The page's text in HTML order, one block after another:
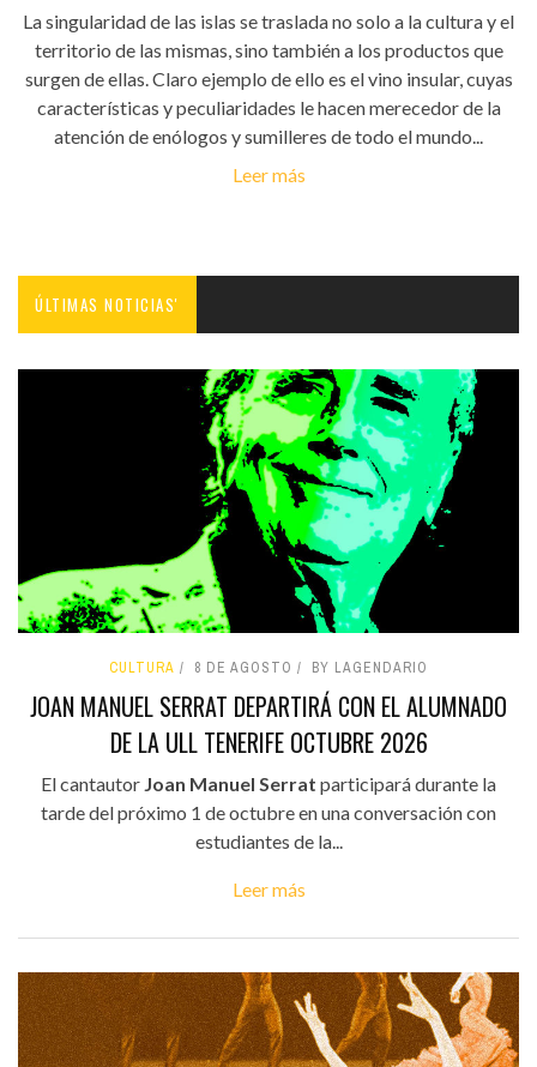
La singularidad de las islas se traslada no solo a la cultura y el
territorio de las mismas, sino también a los productos que
surgen de ellas. Claro ejemplo de ello es el vino insular, cuyas
características y peculiaridades le hacen merecedor de la
atención de enólogos y sumilleres de todo el mundo...
Leer más
ÚLTIMAS NOTICIAS'
CULTURA 8 DE AGOSTO BY LAGENDARIO
JOAN MANUEL SERRAT DEPARTIRÁ CON EL ALUMNADO
DE LA ULL TENERIFE OCTUBRE 2026
El cantautor Joan Manuel Serrat participará durante la
tarde del próximo 1 de octubre en una conversación con
estudiantes de la...
Leer más